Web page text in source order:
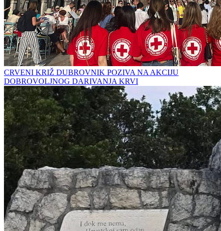
CRVENI KRIŽ DUBROVNIK POZIVA NA AKCIJU
DOBROVOLJNOG DARIVANJA KRVI